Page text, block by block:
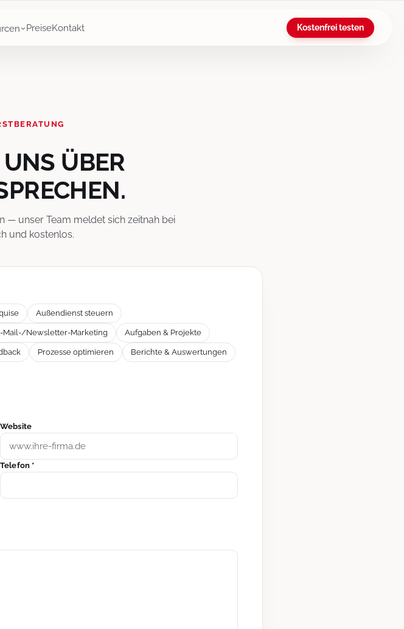
PreiseKontakt Kostenfrei testen
ÜBER
— unser Team meldet sich zeitnah bei
und kostenlos.
Außendienst steuern
Mail-/Newsletter-Marketing Aufgaben & Projekte
Prozesse optimieren Berichte & Auswertungen
Website
Telefon *